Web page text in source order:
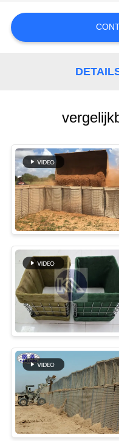
OFFERTE
AANVRAGEN
SITEMAP